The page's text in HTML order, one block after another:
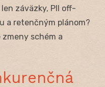
záväzky, PII off-
a retenčným plánom?
schém a